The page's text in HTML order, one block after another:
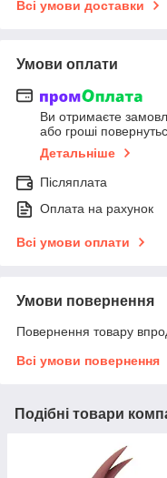
Всі умови доставки
Умови оплати
Ви отримаєте
або гроші
Детальніше
Післяплата
Оплата на рахунок
Всі умови оплати
Умови повернення
Повернення товару
Всі умови повернення
Подібні товари